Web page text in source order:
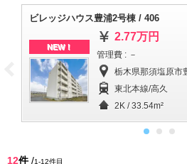
ビレッジハウス豊浦2号棟 / 406
NEW！
2.77万円
管理費 : －
栃木県那須塩原市
東北本線/高久
2K / 33.54m²
12件/1-12件目